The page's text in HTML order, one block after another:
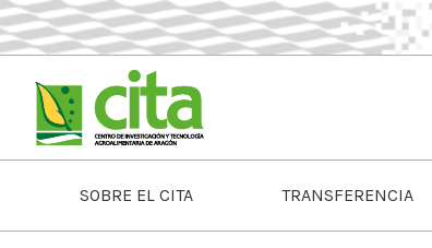
SOBRE EL CITA TRANSFERENCIA